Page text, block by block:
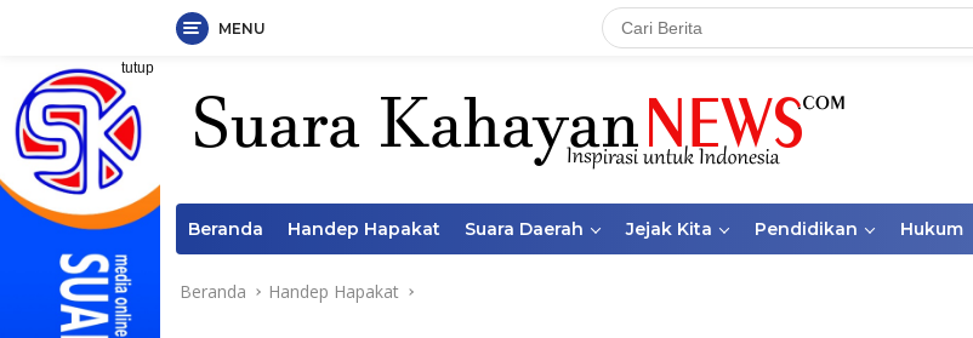
Langsung
konten
MENU
tutup
Beranda Handep Hapakat Suara Daerah Jejak Kita Pendidikan Hukum
Beranda Handep Hapakat